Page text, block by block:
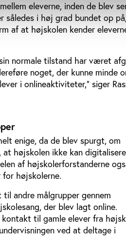
eleverne, inden de blev
således i høj grad bundet op
af at højskolen kender
normale tilstand har været
noget, der kunne minde
i onlineaktiviteter,” siger
enige, da de blev spurgt, om
højskolen ikke kan
af højskolerforstanderne
højskolerne.
andre målgrupper gennem
der blev lagt online.
til gamle elever fra
ved at deltage i